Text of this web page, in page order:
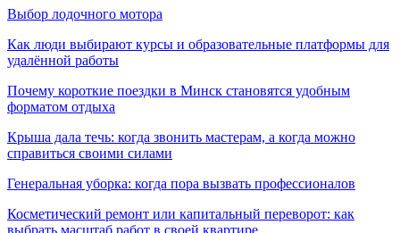
Выбор лодочного мотора
Как люди выбирают курсы и образовательные платформы для
удалённой работы
Почему короткие поездки в Минск становятся удобным
форматом отдыха
Крыша дала течь: когда звонить мастерам, а когда можно
справиться своими силами
Генеральная уборка: когда пора вызвать профессионалов
Косметический ремонт или капитальный переворот: как
выбрать масштаб работ в своей квартире